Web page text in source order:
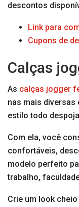
descontos
Link para
Cupons de
Calças
As calças jogger
nas mais diversas
estilo todo
Com ela, você
confortáveis,
modelo perfeito
trabalho,
Crie um look